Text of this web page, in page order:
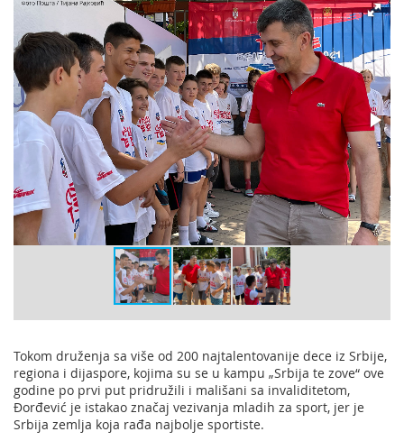
Tokom druženja sa više od 200 najtalentovanije dece iz Srbije,
regiona i dijaspore, kojima su se u kampu „Srbija te zove“ ove
godine po prvi put pridružili i mališani sa invaliditetom,
Đorđević je istakao značaj vezivanja mladih za sport, jer je
Srbija zemlja koja rađa najbolje sportiste.